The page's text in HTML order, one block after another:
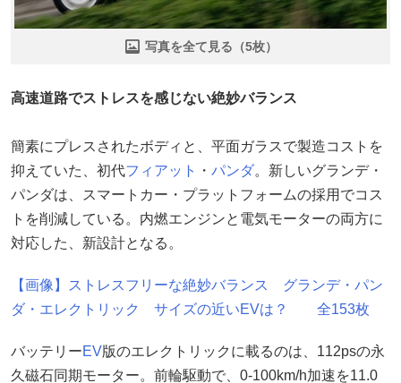
写真を全て見る（5枚）
高速道路でストレスを感じない絶妙バランス
簡素にプレスされたボディと、平面ガラスで製造コストを
抑えていた、初代フィアット ・ パンダ。新しいグランデ・
パンダは、スマートカー・プラットフォームの採用でコス
トを削減している。内燃エンジンと電気モーターの両方に
対応した、新設計となる。
【画像】ストレスフリーな絶妙バランス グランデ・パン
ダ・エレクトリック サイズの近いEVは？ 全153枚
バッテリーEV版のエレクトリックに載るのは、112psの永
久磁石同期モーター。前輪駆動で、0-100km/h加速を11.0